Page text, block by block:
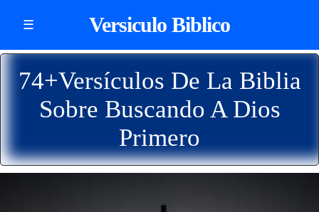
☰ Versiculo Biblico
74+Versículos De La Biblia
Sobre Buscando A Dios
Primero